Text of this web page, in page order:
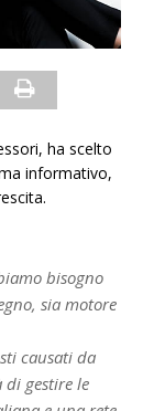
ha scelto
informativo,
bisogno
sia motore
causati da
gestire le